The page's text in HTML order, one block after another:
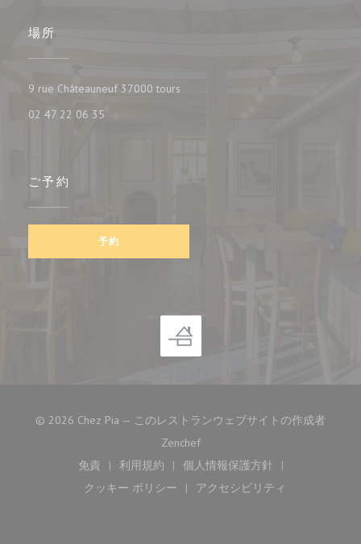
場所
9 rue Châteauneuf 37000 tours
02 47 22 06 35
ご予約
予約
© 2026 Chez Pia — このレストランウェブサイトの作成者
Zenchef((新しいウィンドウで開きます))
免責
((新しいウィンドウで開きます))
利用規約
((新しいウィンドウで開きます))
個人情報保護方針
((新しいウィンドウで開
クッキー ポリシー
((新しいウィンドウで開きます))
アクセシビリティ
((新しいウィンドウで